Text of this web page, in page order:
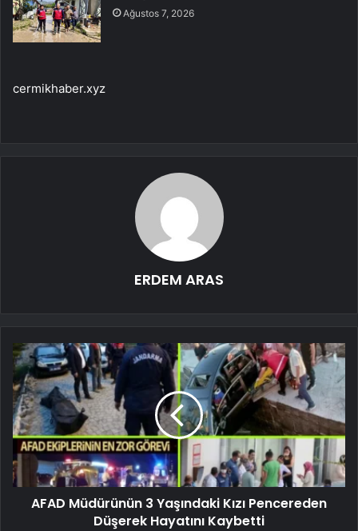
Ağustos 7, 2026
cermikhaber.xyz
ERDEM ARAS
AFAD Müdürünün 3 Yaşındaki Kızı Pencereden
Düşerek Hayatını Kaybetti